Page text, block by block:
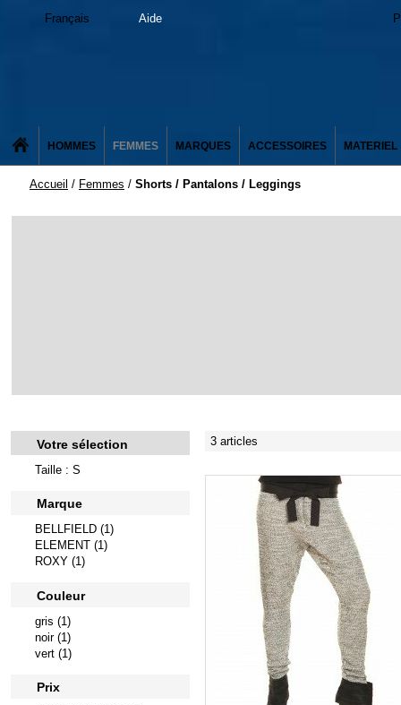
Français Aide
HOMMES FEMMES MARQUES ACCESSOIRES MATERIEL
Accueil / Femmes / Shorts / Pantalons / Leggings
Votre sélection
Taille : S
Marque
BELLFIELD (1)
ELEMENT (1)
ROXY (1)
Couleur
gris (1)
noir (1)
vert (1)
Prix
3 articles